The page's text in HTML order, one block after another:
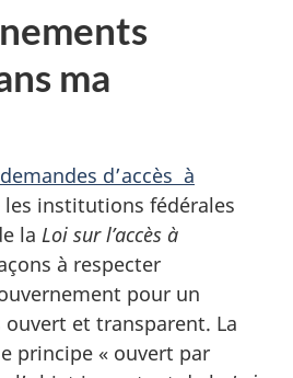
ma
d’accès à
les institutions fédérales
la Loi sur l’accès à
à respecter
pour un
et transparent. La
principe « ouvert par